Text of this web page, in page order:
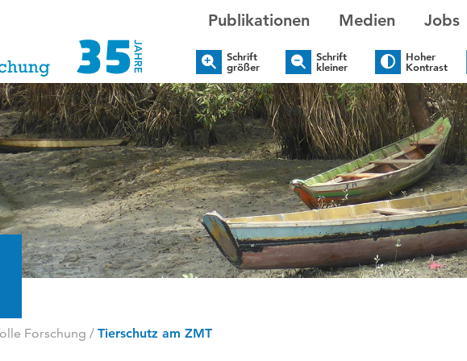
Publikationen Medien Jobs
Schrift
größer
Schrift
kleiner
Hoher
Kontrast
Forschung / Tierschutz am ZMT